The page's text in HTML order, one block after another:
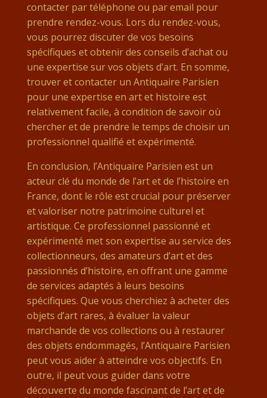
contacter par téléphone ou par email pour
prendre rendez-vous. Lors du rendez-vous,
vous pourrez discuter de vos besoins
spécifiques et obtenir des conseils d’achat ou
une expertise sur vos objets d’art. En somme,
trouver et contacter un Antiquaire Parisien
pour une expertise en art et histoire est
relativement facile, à condition de savoir où
chercher et de prendre le temps de choisir un
professionnel qualifié et expérimenté.
En conclusion, l’Antiquaire Parisien est un
acteur clé du monde de l’art et de l’histoire en
France, dont le rôle est crucial pour préserver
et valoriser notre patrimoine culturel et
artistique. Ce professionnel passionné et
expérimenté met son expertise au service des
collectionneurs, des amateurs d’art et des
passionnés d’histoire, en offrant une gamme
de services adaptés à leurs besoins
spécifiques. Que vous cherchiez à acheter des
objets d’art rares, à évaluer la valeur
marchande de vos collections ou à restaurer
des objets endommagés, l’Antiquaire Parisien
peut vous aider à atteindre vos objectifs. En
outre, il peut vous guider dans votre
découverte du monde fascinant de l’art et de